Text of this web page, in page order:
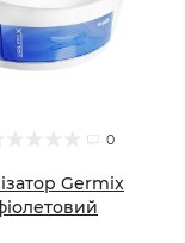
0
Germix